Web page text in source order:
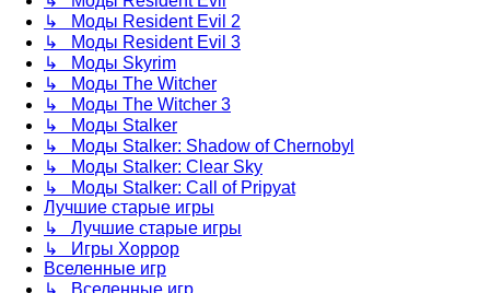
↳ Моды Resident Evil 2
↳ Моды Resident Evil 3
↳ Моды Skyrim
↳ Моды The Witcher
↳ Моды The Witcher 3
↳ Моды Stalker
↳ Моды Stalker: Shadow of Chernobyl
↳ Моды Stalker: Clear Sky
↳ Моды Stalker: Call of Pripyat
Лучшие старые игры
↳ Лучшие старые игры
↳ Игры Хоррор
Вселенные игр
↳ Вселенные игр